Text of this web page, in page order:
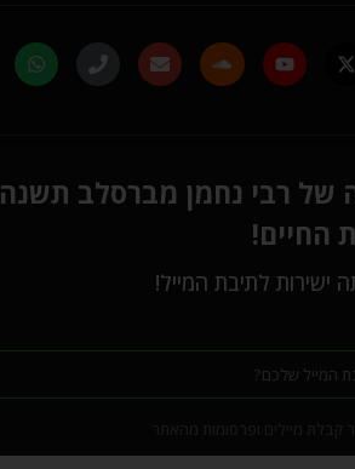
של רבי נחמן מברסלב תשנה
החיים!
ישירות לתיבת המייל!